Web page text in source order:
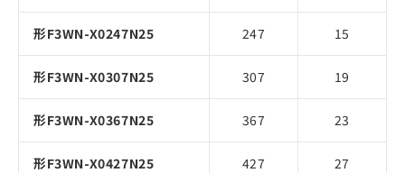
形F3WN-X0247N25 247 15
形F3WN-X0307N25 307 19
形F3WN-X0367N25 367 23
形F3WN-X0427N25 427 27